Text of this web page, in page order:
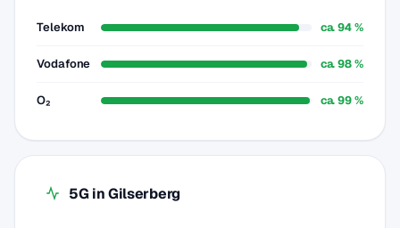
Telekom ca. 94 %
Vodafone ca. 98 %
O₂ ca. 99 %
5G in Gilserberg